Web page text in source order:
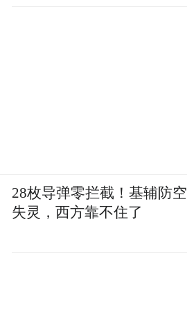
28枚导弹零拦截！基辅防空
失灵，西方靠不住了